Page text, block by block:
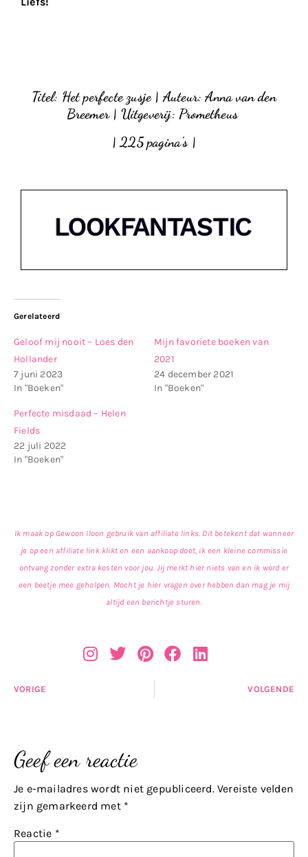
Titel: Het perfecte zusje | Auteur: Anna van den
Breemer | Uitgeverij: Prometheus
|225 pagina’s |
Gerelateerd
Geloof mij nooit – Loes den
Hollander
7 juni 2023
In "Boeken"
Mijn favoriete boeken van
2021
24 december 2021
In "Boeken"
Perfecte misdaad – Helen
Fields
22 juli 2022
In "Boeken"
Ik maak op Gewoon Iloon gebruik van affiliate links. Dit betekent dat wanneer
je op een affiliate link klikt en een aankoop doet, ik een kleine commissie
ontvang zonder extra kosten voor jou. Jij merkt hier niets van en ik word er
een beetje mee geholpen. Mocht je hier vragen over hebben dan mag je mij
altijd een berichtje sturen.
VORIGE VOLGENDE
Geef een reactie
Je e-mailadres wordt niet gepubliceerd. Vereiste velden
zijn gemarkeerd met *
Reactie *